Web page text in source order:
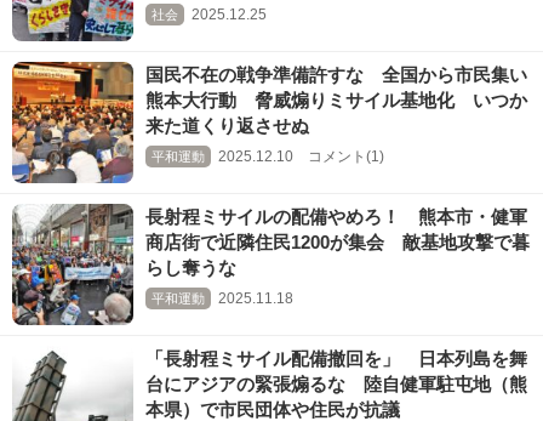
社会 2025.12.25
国民不在の戦争準備許すな 全国から市民集い
熊本大行動 脅威煽りミサイル基地化 いつか
来た道くり返させぬ
平和運動 2025.12.10 コメント(1)
長射程ミサイルの配備やめろ！ 熊本市・健軍
商店街で近隣住民1200が集会 敵基地攻撃で暮
らし奪うな
平和運動 2025.11.18
「長射程ミサイル配備撤回を」 日本列島を舞
台にアジアの緊張煽るな 陸自健軍駐屯地（熊
本県）で市民団体や住民が抗議